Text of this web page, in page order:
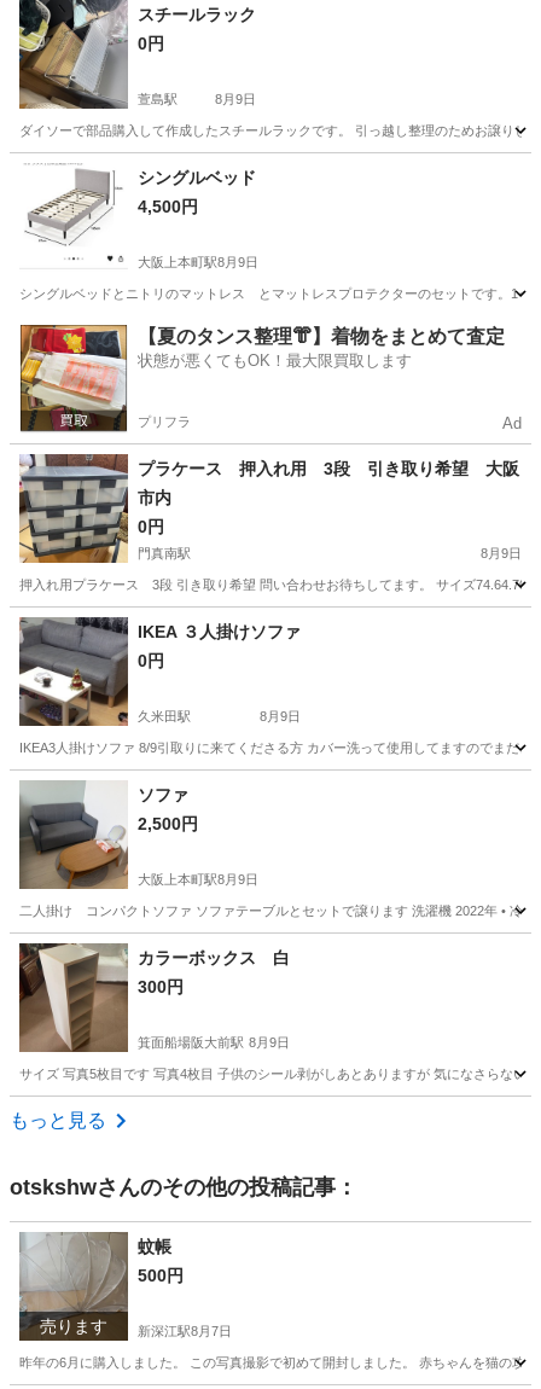
兵庫 南あわじ市 その他
スチールラック
0円
萱島駅 8月9日
ダイソーで部品購入して作成したスチールラックです。 引っ越し整理のためお譲りし
大阪 寝屋川市 萱島駅 収納家具
シングルベッド
4,500円
大阪上本町駅8月9日
シングルベッドとニトリのマットレス とマットレスプロテクターのセットです。1セ
大阪 大阪市 大阪上本町駅 ベッド
【夏のタンス整理👘】着物をまとめて査定
状態が悪くてもOK！最大限買取します
プリフラ Ad
プラケース 押入れ用 3段 引き取り希望 大阪
市内
0円
門真南駅 8月9日
押入れ用プラケース 3段 引き取り希望 問い合わせお待ちしてます。 サイズ74.64.70
大阪 門真市 門真南駅 収納家具
IKEA ３人掛けソファ
0円
久米田駅 8月9日
IKEA3人掛けソファ 8/9引取りに来てくださる方 カバー洗って使用してますのでまだ
大阪 岸和田市
ソファ
2,500円
大阪上本町駅8月9日
二人掛け コンパクトソファ ソファテーブルとセットで譲ります 洗濯機 2022年 • 冷
大阪 大阪市 大阪上本町駅 家具
カラーボックス 白
300円
箕面船場阪大前駅 8月9日
サイズ 写真5枚目です 写真4枚目 子供のシール剥がしあとありますが 気になさらない
大阪 箕面市
もっと見る
otskshwさんのその他の投稿記事：
売ります
蚊帳
500円
新深江駅8月7日
昨年の6月に購入しました。 この写真撮影で初めて開封しました。 赤ちゃんを猫の攻